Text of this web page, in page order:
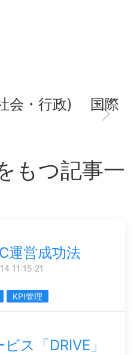
会・行政) 国際
もつ記事一
運営成功法
11:15:21
KPI管理
ス「DRIVE」